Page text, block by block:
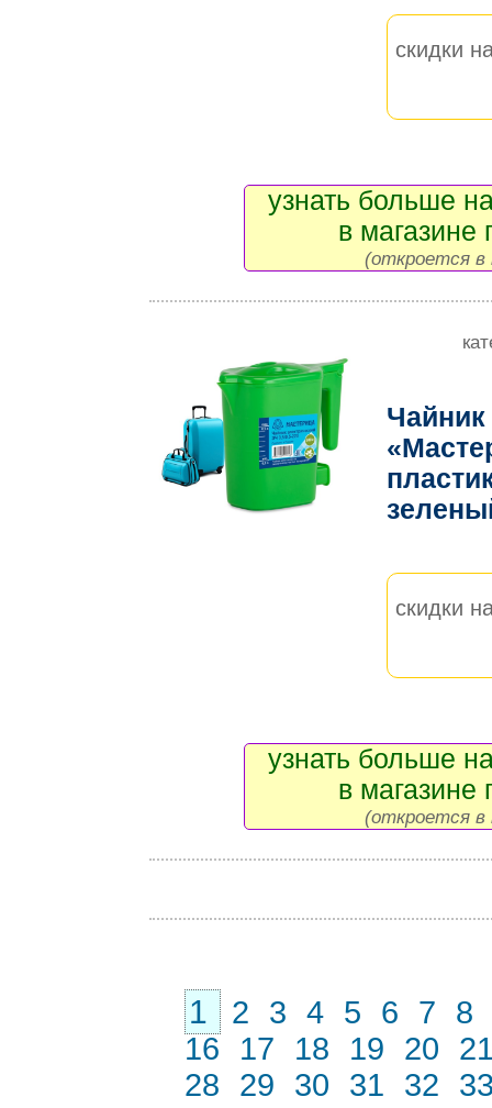
скидки
узнать больше
в магазине
(откроется в
Чайник
скидки
узнать больше
в магазине
(откроется в
1 2 3 4 5 6 7
8
16
17 18 19 20
28
29 30 31 32